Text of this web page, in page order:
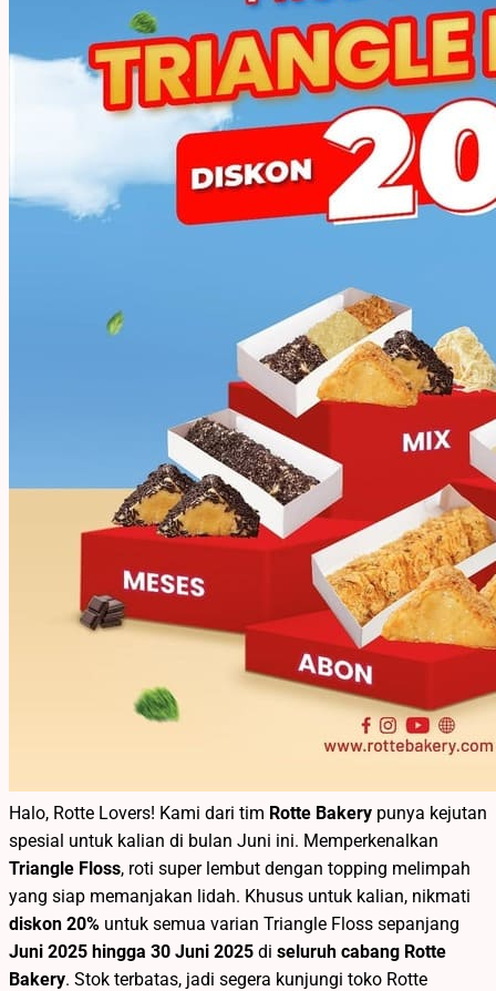
Halo, Rotte Lovers! Kami dari tim Rotte Bakery punya kejutan
spesial untuk kalian di bulan Juni ini. Memperkenalkan
Triangle Floss, roti super lembut dengan topping melimpah
yang siap memanjakan lidah. Khusus untuk kalian, nikmati
diskon 20% untuk semua varian Triangle Floss sepanjang
Juni 2025 hingga 30 Juni 2025 di seluruh cabang Rotte
Bakery. Stok terbatas, jadi segera kunjungi toko Rotte